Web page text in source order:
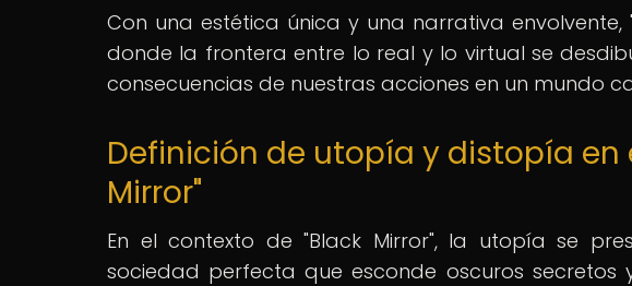
Con una estética única y una narrativa envolvente,
donde la frontera entre lo real y lo virtual se
consecuencias de nuestras acciones en un mundo
Definición de utopía y distopía en
Mirror"
En el contexto de "Black Mirror", la utopía se
sociedad perfecta que esconde oscuros secretos